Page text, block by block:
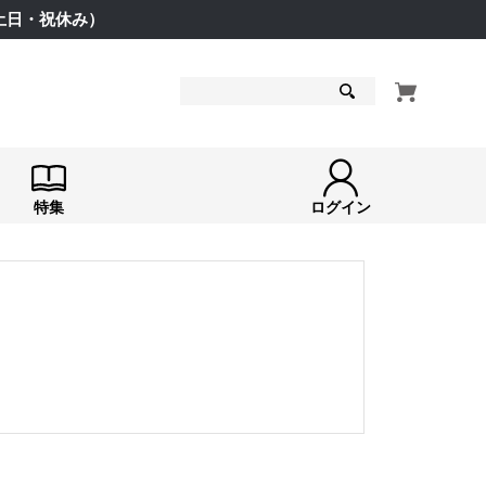
・祝休み）
特集 ログイン